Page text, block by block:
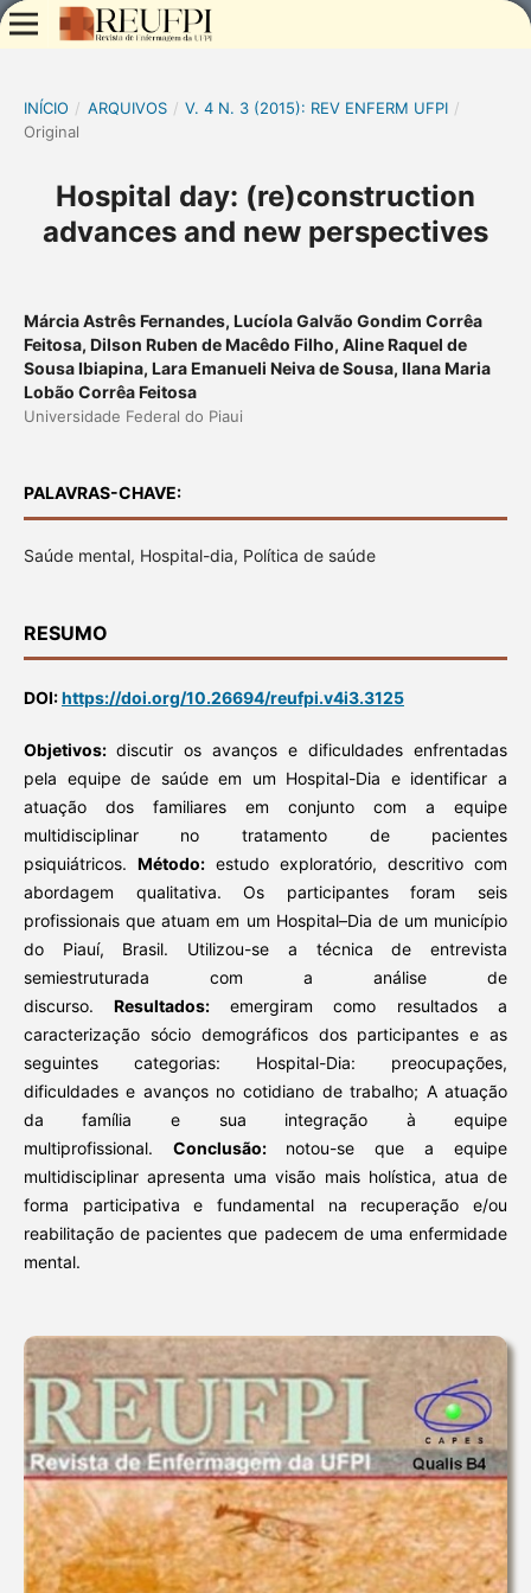
INÍCIO / ARQUIVOS / V. 4 N. 3 (2015): REV ENFERM UFPI /
Original
Hospital day: (re)construction
advances and new perspectives
Márcia Astrês Fernandes, Lucíola Galvão Gondim Corrêa
Feitosa, Dilson Ruben de Macêdo Filho, Aline Raquel de
Sousa Ibiapina, Lara Emanueli Neiva de Sousa, Ilana Maria
Lobão Corrêa Feitosa
Universidade Federal do Piaui
PALAVRAS-CHAVE:
Saúde mental, Hospital-dia, Política de saúde
RESUMO
DOI:https://doi.org/10.26694/reufpi.v4i3.3125
Objetivos: discutir os avanços e dificuldades enfrentadas
pela equipe de saúde em um Hospital-Dia e identificar a
atuação dos familiares em conjunto com a equipe
multidisciplinar no tratamento de pacientes
psiquiátricos. Método:estudo exploratório, descritivo com
abordagem qualitativa. Os participantes foram seis
profissionais que atuam em um Hospital–Dia de um município
do Piauí, Brasil. Utilizou-se a técnica de entrevista
semiestruturada com a análise de
discurso.Resultados: emergiram como resultados a
caracterização sócio demográficos dos participantes e as
seguintes categorias: Hospital-Dia: preocupações,
dificuldades e avanços no cotidiano de trabalho; A atuação
da família e sua integração à equipe
multiprofissional. Conclusão: notou-se que a equipe
multidisciplinar apresenta uma visão mais holística, atua de
forma participativa e fundamental na recuperação e/ou
reabilitação de pacientes que padecem de uma enfermidade
mental.